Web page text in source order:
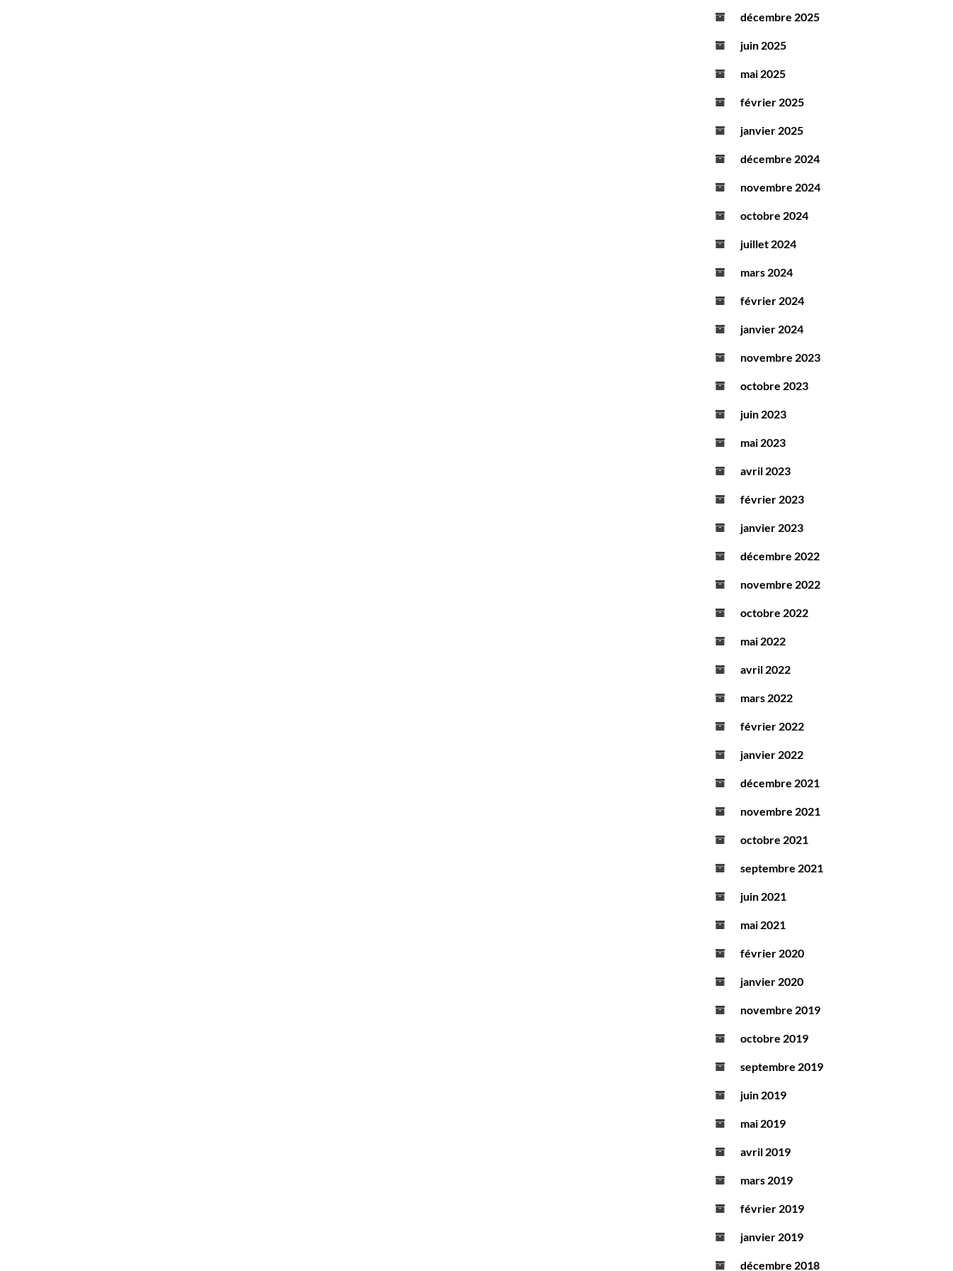
décembre 2025
juin 2025
mai 2025
février 2025
janvier 2025
décembre 2024
novembre 2024
octobre 2024
juillet 2024
mars 2024
février 2024
janvier 2024
novembre 2023
octobre 2023
juin 2023
mai 2023
avril 2023
février 2023
janvier 2023
décembre 2022
novembre 2022
octobre 2022
mai 2022
avril 2022
mars 2022
février 2022
janvier 2022
décembre 2021
novembre 2021
octobre 2021
septembre 2021
juin 2021
mai 2021
février 2020
janvier 2020
novembre 2019
octobre 2019
septembre 2019
juin 2019
mai 2019
avril 2019
mars 2019
février 2019
janvier 2019
décembre 2018